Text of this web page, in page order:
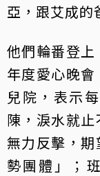
亞，跟艾成的
他們輪番登上
年度愛心晚
兒院，表示
陳，淚水就
無力反擊，
勢團體」；